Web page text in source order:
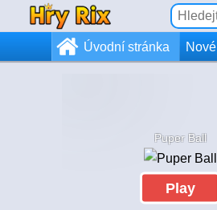
Úvodní stránka Nové
Puper Ball
Play